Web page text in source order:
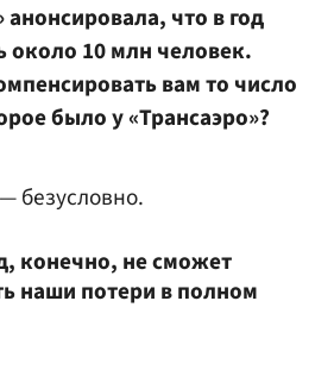
что в год
около 10 млн человек.
вам то число
было у «Трансаэро»?
безусловно.
конечно, не сможет
наши потери в полном